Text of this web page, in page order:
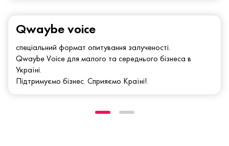
Qwaybe voice
спеціальний формат опитування залученості.
Qwaybe Voice для малого та середнього бізнеса в
Україні.
Підтримуємо бізнес. Сприяємо Країні!.